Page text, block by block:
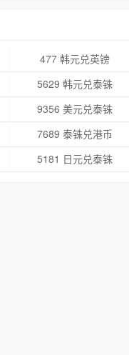
477 韩元兑英镑
5629 韩元兑泰铢
9356 美元兑泰铢
7689 泰铢兑港币
5181 日元兑泰铢